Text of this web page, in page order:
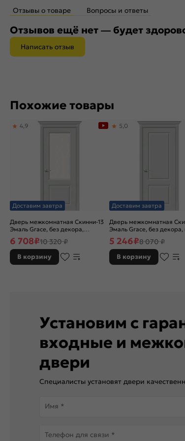
Отзывы о товаре Вопросы и ответы
Отзывов ещё нет — будет
Написать отзыв
Похожие товары
Доставим завтра
Дверь межкомнатная Скинни-13
Эмаль Grace, без декора,
остекленная, white сrystal, без
кромки, скиновая
4,9
6 708₽10 320 ₽
В корзину
Доставим завтра
Дверь межкомнатная
Эмаль Grace, без декора,
без стекла, без кромки,
5,0
5 246₽8 070 ₽
В корзину
Установим с
входные и
двери
Специалисты установят двери
Имя *
Телефон для связи *